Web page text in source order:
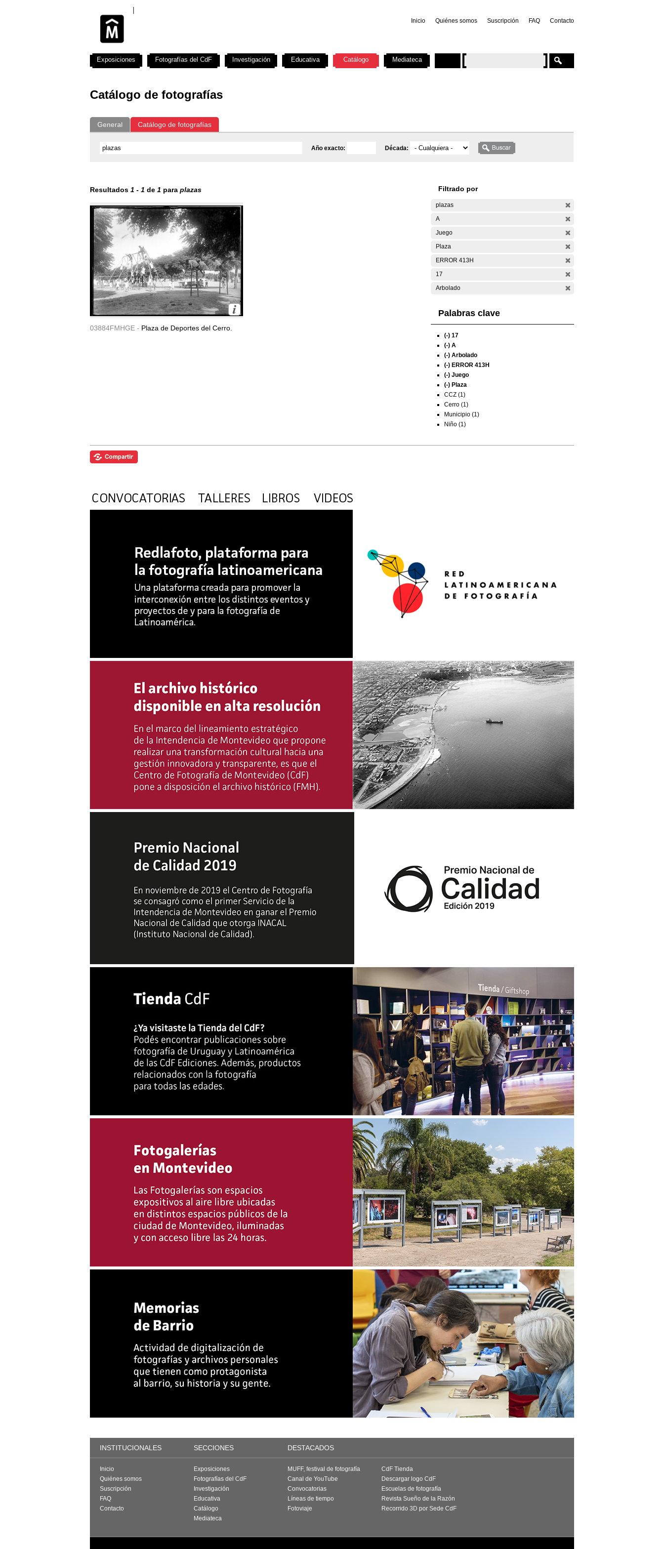
Inicio Quiénes somos Suscripción FAQ Contacto
Catálogo de fotografías
General Catálogo de fotografías
Año exacto: Década:
Resultados 1 - 1 de 1 para plazas
03884FMHGE - Plaza de Deportes del Cerro.
Filtrado por
plazas
A
Juego
Plaza
ERROR 413H
17
Arbolado
Palabras clave
(-) 17
(-) A
(-) Arbolado
(-) ERROR 413H
(-) Juego
(-) Plaza
CCZ (1)
Cerro (1)
Municipio (1)
Niño (1)
Exposiciones Fotografías del CdF Investigación Educativa Catálogo Mediateca
INSTITUCIONALES SECCIONES DESTACADOS
Inicio
Quiénes somos
Suscripción
FAQ
Contacto
Exposiciones
Fotografías del CdF
Investigación
Educativa
Catálogo
Mediateca
MUFF, festival de fotografía
Canal de YouTube
Convocatorias
Líneas de tiempo
Fotoviaje
CdF Tienda
Descargar logo CdF
Escuelas de fotografía
Revista Sueño de la Razón
Recorrido 3D por Sede CdF